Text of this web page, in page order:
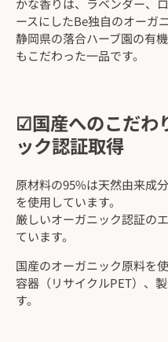
かな香りは、ラベンダー、
ースにしたBe独自のオーガ
静岡県の落合ハーブ園の有
もこだわった一品です。
☑︎国産へのこだわ
ック認証取得
原材料の95%は天然由来成
を使用しています。
厳しいオーガニック認証の
ています。
国産のオーガニック原料を
容器（リサイクルPET）、
す。